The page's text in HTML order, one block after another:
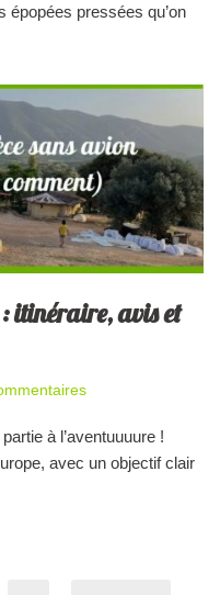
épopées pressées qu’on
itinéraire, avis et
à l’aventuuuure !
avec un objectif clair